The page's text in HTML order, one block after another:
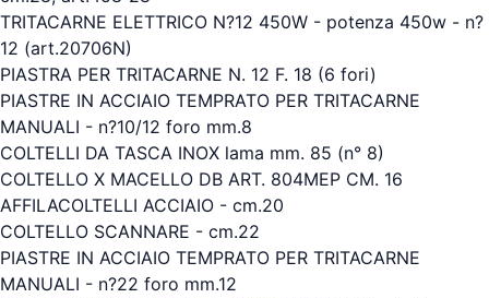
TRITACARNE ELETTRICO N?12 450W - potenza 450w - n?
12 (art.20706N)
PIASTRA PER TRITACARNE N. 12 F. 18 (6 fori)
PIASTRE IN ACCIAIO TEMPRATO PER TRITACARNE
MANUALI - n?10/12 foro mm.8
COLTELLI DA TASCA INOX lama mm. 85 (n° 8)
COLTELLO X MACELLO DB ART. 804MEP CM. 16
AFFILACOLTELLI ACCIAIO - cm.20
COLTELLO SCANNARE - cm.22
PIASTRE IN ACCIAIO TEMPRATO PER TRITACARNE
MANUALI - n?22 foro mm.12